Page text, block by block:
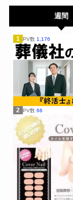
週間
1 PV数 1,176
2 PV数 66